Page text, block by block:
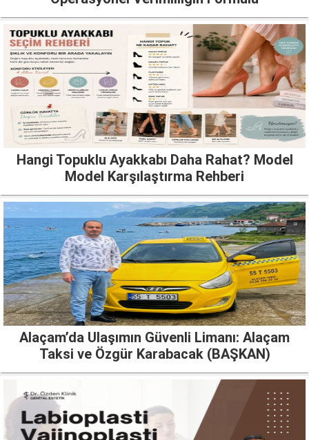
Hangi Topuklu Ayakkabı Daha Rahat? Model
Model Karşılaştırma Rehberi
Alaçam’da Ulaşımın Güvenli Limanı: Alaçam
Taksi ve Özgür Karabacak (BAŞKAN)